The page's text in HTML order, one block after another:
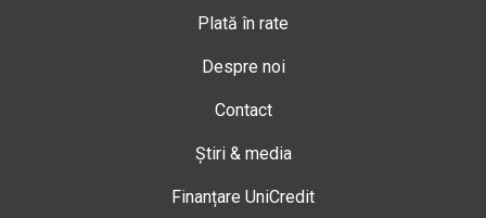
Plată în rate
Despre noi
Contact
Știri & media
Finanțare UniCredit